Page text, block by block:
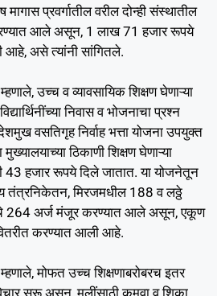
प्रवर्गातील वरील दोन्ही संस्थातील
आले असून, 1 लाख 71 हजार रूपये
आहे, असे त्यांनी सांगितले.
उच्च व व्यावसायिक शिक्षण घेणाऱ्या
निवास व भोजनाचा प्रश्न
वसतिगृह निर्वाह भत्ता योजना उपयुक्त
ठिकाणी शिक्षण घेणाऱ्या
43 हजार रूपये दिले जातात. या योजनेतून
मिरजमधील 188 व लठ्ठे
264 अर्ज मंजूर करण्यात आले असून, एकूण
करण्यात आली आहे.
मोफत उच्च शिक्षणाबरोबरच इतर